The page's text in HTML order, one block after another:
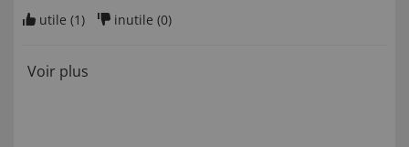
utile (1) inutile (0)
Voir plus